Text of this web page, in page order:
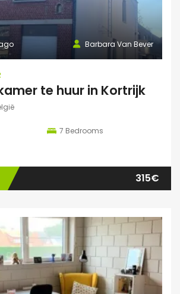
Barbara Van Bever
te huur in Kortrijk
7 Bedrooms
315€